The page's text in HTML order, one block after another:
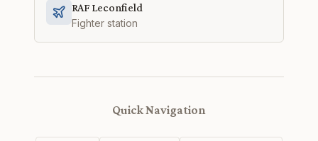
RAF Leconfield
Fighter station
Quick Navigation